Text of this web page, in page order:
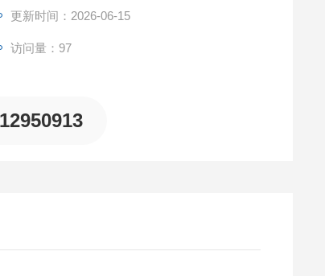
更新时间：2026-06-15
访问量：97